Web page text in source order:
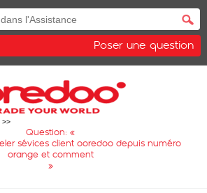
Poser une question
Question: «
sévices client ooredoo depuis numéro
orange et comment
»